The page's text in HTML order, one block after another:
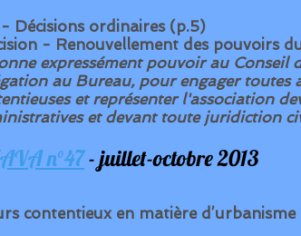
Décisions ordinaires (p.5)
- Renouvellement des pouvoirs
expressément pouvoir au Conseil
au Bureau, pour engager toutes
et représenter l'association
et devant toute juridiction
n°47- juillet-octobre 2013
contentieux en matière